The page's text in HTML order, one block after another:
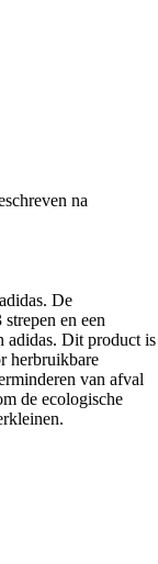
na
De
en een
adidas. Dit product is
herbruikbare
van afval
de ecologische